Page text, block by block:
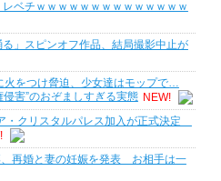
ベチｗｗｗｗｗｗｗｗｗｗｗｗｗｗ
る」スピンオフ作品、結局撮影中止が
火をつけ脅迫、少女達はモップで…
害”のおぞましすぎる実態 NEW!
・クリスタルパレス加入が正式決定
、再婚と妻の妊娠を発表 お相手は一